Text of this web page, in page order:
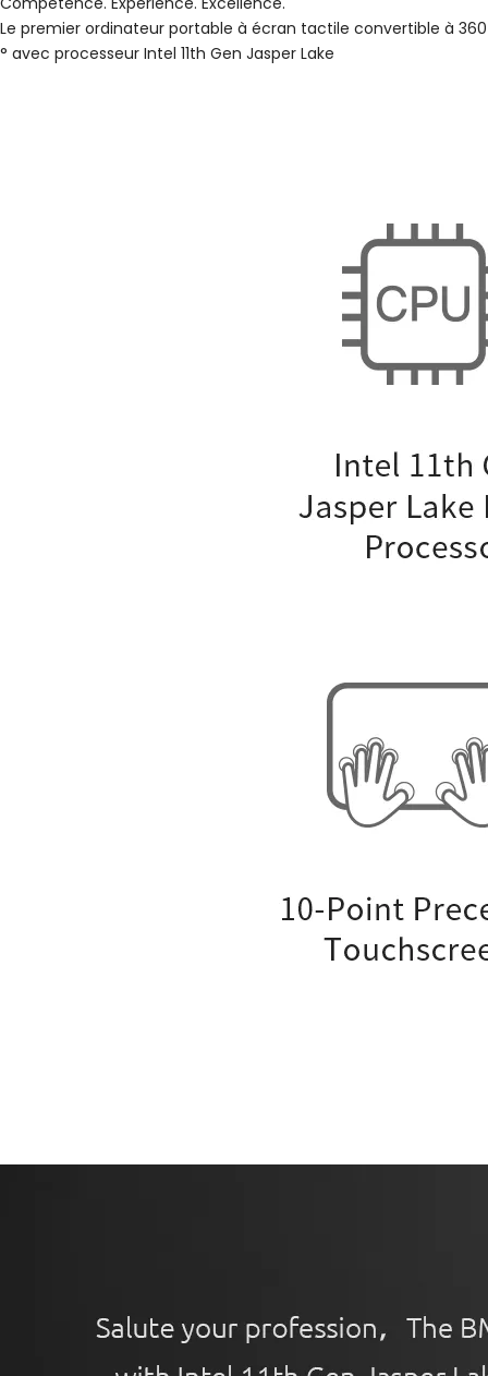
Le premier ordinateur portable à écran tactile convertible à 360
° avec processeur Intel 11th Gen Jasper Lake